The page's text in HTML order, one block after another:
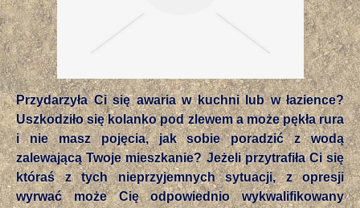
Przydarzyła Ci się awaria w kuchni lub w łazience?
Uszkodziło się kolanko pod zlewem a może pękła rura
i nie masz pojęcia, jak sobie poradzić z wodą
zalewającą Twoje mieszkanie? Jeżeli przytrafiła Ci się
któraś z tych nieprzyjemnych sytuacji, z opresji
wyrwać może Cię odpowiednio wykwalifikowany